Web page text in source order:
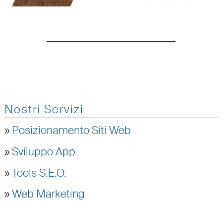
Nostri Servizi
» Posizionamento Siti Web
»Sviluppo App
»Tools S.E.O.
»Web Marketing